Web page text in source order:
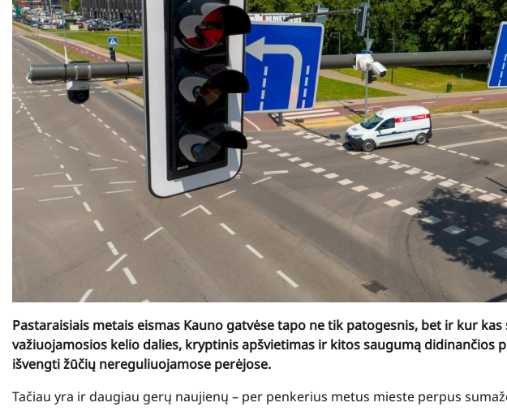
Pastaraisiais metais eismas Kauno gatvėse tapo ne tik patogesnis, bet ir kur
važiuojamosios kelio dalies, kryptinis apšvietimas ir kitos saugumą didinančios
išvengti žūčių nereguliuojamose perėjose.
Tačiau yra ir daugiau gerų naujienų – per penkerius metus mieste perpus